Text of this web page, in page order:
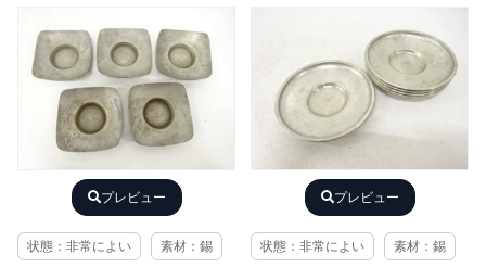
プレビュー
状態：非常によい 素材：錫
プレビュー
状態：非常によい 素材：錫